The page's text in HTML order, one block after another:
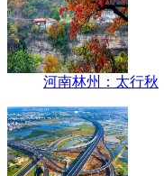
河南林州：太行秋